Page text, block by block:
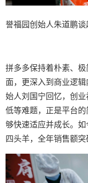
誉福园创始人朱道鹏
拼多多保持着朴素、
面，更深入到商业逻辑
始人刘国宁回忆，创
低等难题，正是平台
够快速适应并成长。
四头羊，全年销售额突